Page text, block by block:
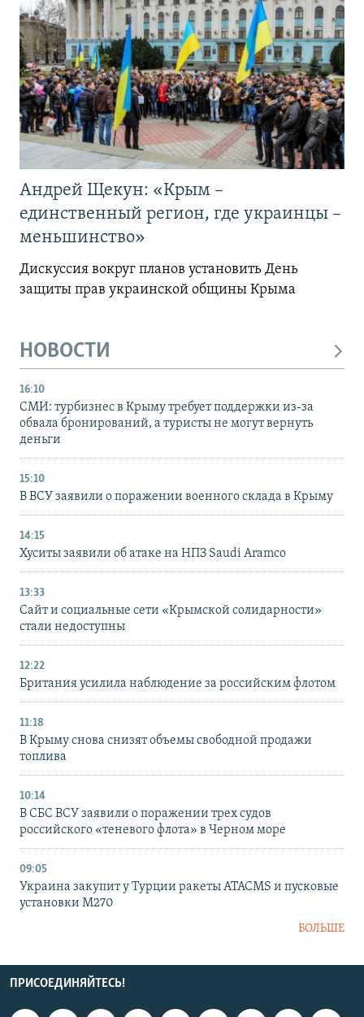
Андрей Щекун: «Крым –
единственный регион, где украинцы –
меньшинство»
Дискуссия вокруг планов установить День
защиты прав украинской общины Крыма
НОВОСТИ
16:10
СМИ: турбизнес в Крыму требует поддержки из-за
обвала бронирований, а туристы не могут вернуть
деньги
15:10
В ВСУ заявили о поражении военного склада в Крыму
14:15
Хуситы заявили об атаке на НПЗ Saudi Aramco
13:33
Сайт и социальные сети «Крымской солидарности»
стали недоступны
12:22
Британия усилила наблюдение за российским флотом
11:18
В Крыму снова снизят объемы свободной продажи
топлива
10:14
В СБС ВСУ заявили о поражении трех судов
российского «теневого флота» в Черном море
09:05
Украина закупит у Турции ракеты ATACMS и пусковые
установки M270
БОЛЬШЕ
ПРИСОЕДИНЯЙТЕСЬ!